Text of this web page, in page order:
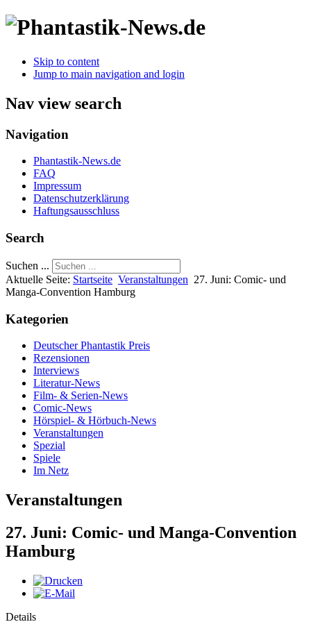
Skip to content
Jump to main navigation and login
Nav view search
Navigation
Phantastik-News.de
FAQ
Impressum
Datenschutzerklärung
Haftungsausschluss
Search
Suchen ...
Aktuelle Seite: Startseite Veranstaltungen 27. Juni: Comic- und
Manga-Convention Hamburg
Kategorien
Deutscher Phantastik Preis
Rezensionen
Interviews
Literatur-News
Film- & Serien-News
Comic-News
Hörspiel- & Hörbuch-News
Veranstaltungen
Spezial
Spiele
Im Netz
Veranstaltungen
27. Juni: Comic- und Manga-Convention
Hamburg
Details